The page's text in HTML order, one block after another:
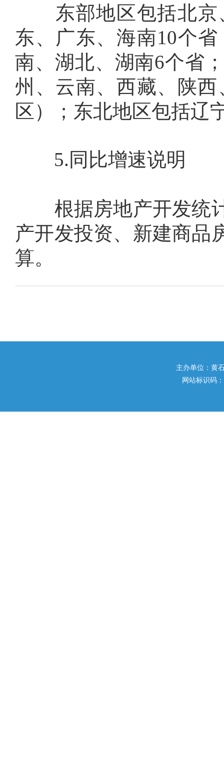
东部地区包括北京
东、广东、海南10个省
南、湖北、湖南6个省
州、云南、西藏、陕
区）；东北地区包括辽
5.同比增速说明
根据房地产开发统计
产开发投资、新建商品
算。
主办单位：黄
网站标识码